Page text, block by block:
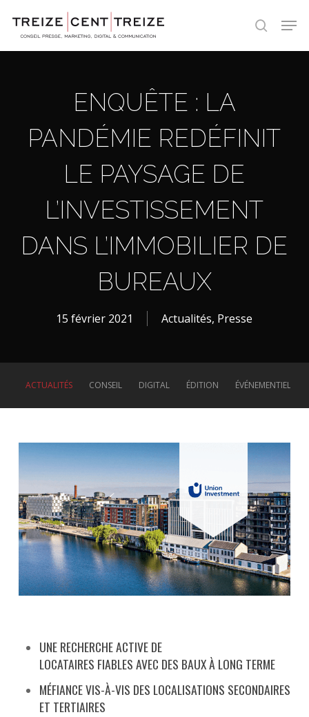
search
ENQUÊTE : LA
PANDÉMIE REDÉFINIT
LE PAYSAGE DE
L’INVESTISSEMENT
DANS L’IMMOBILIER DE
BUREAUX
15 février 2021 Actualités, Presse
ACTUALITÉS CONSEIL DIGITAL ÉDITION ÉVÉNEMENTIEL
UNE RECHERCHE ACTIVE DE
LOCATAIRES FIABLES AVEC DES BAUX À LONG TERME
MÉFIANCE VIS-À-VIS DES LOCALISATIONS SECONDAIRES
ET TERTIAIRES